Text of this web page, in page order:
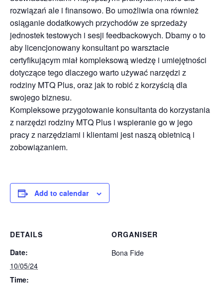
rozwiązań ale i finansowo. Bo umożliwia ona również
osiąganie dodatkowych przychodów ze sprzedaży
jednostek testowych i sesji feedbackowych. Dbamy o to
aby licencjonowany konsultant po warsztacie
certyfikującym miał kompleksową wiedzę i umiejętności
dotyczące tego dlaczego warto używać narzędzi z
rodziny MTQ Plus, oraz jak to robić z korzyścią dla
swojego biznesu.
Kompleksowe przygotowanie konsultanta do korzystania
z narzędzi rodziny MTQ Plus i wspieranie go w jego
pracy z narzędziami i klientami jest naszą obietnicą i
zobowiązaniem.
Add to calendar
DETAILS
Date:
10/05/24
Time:
ORGANISER
Bona Fide